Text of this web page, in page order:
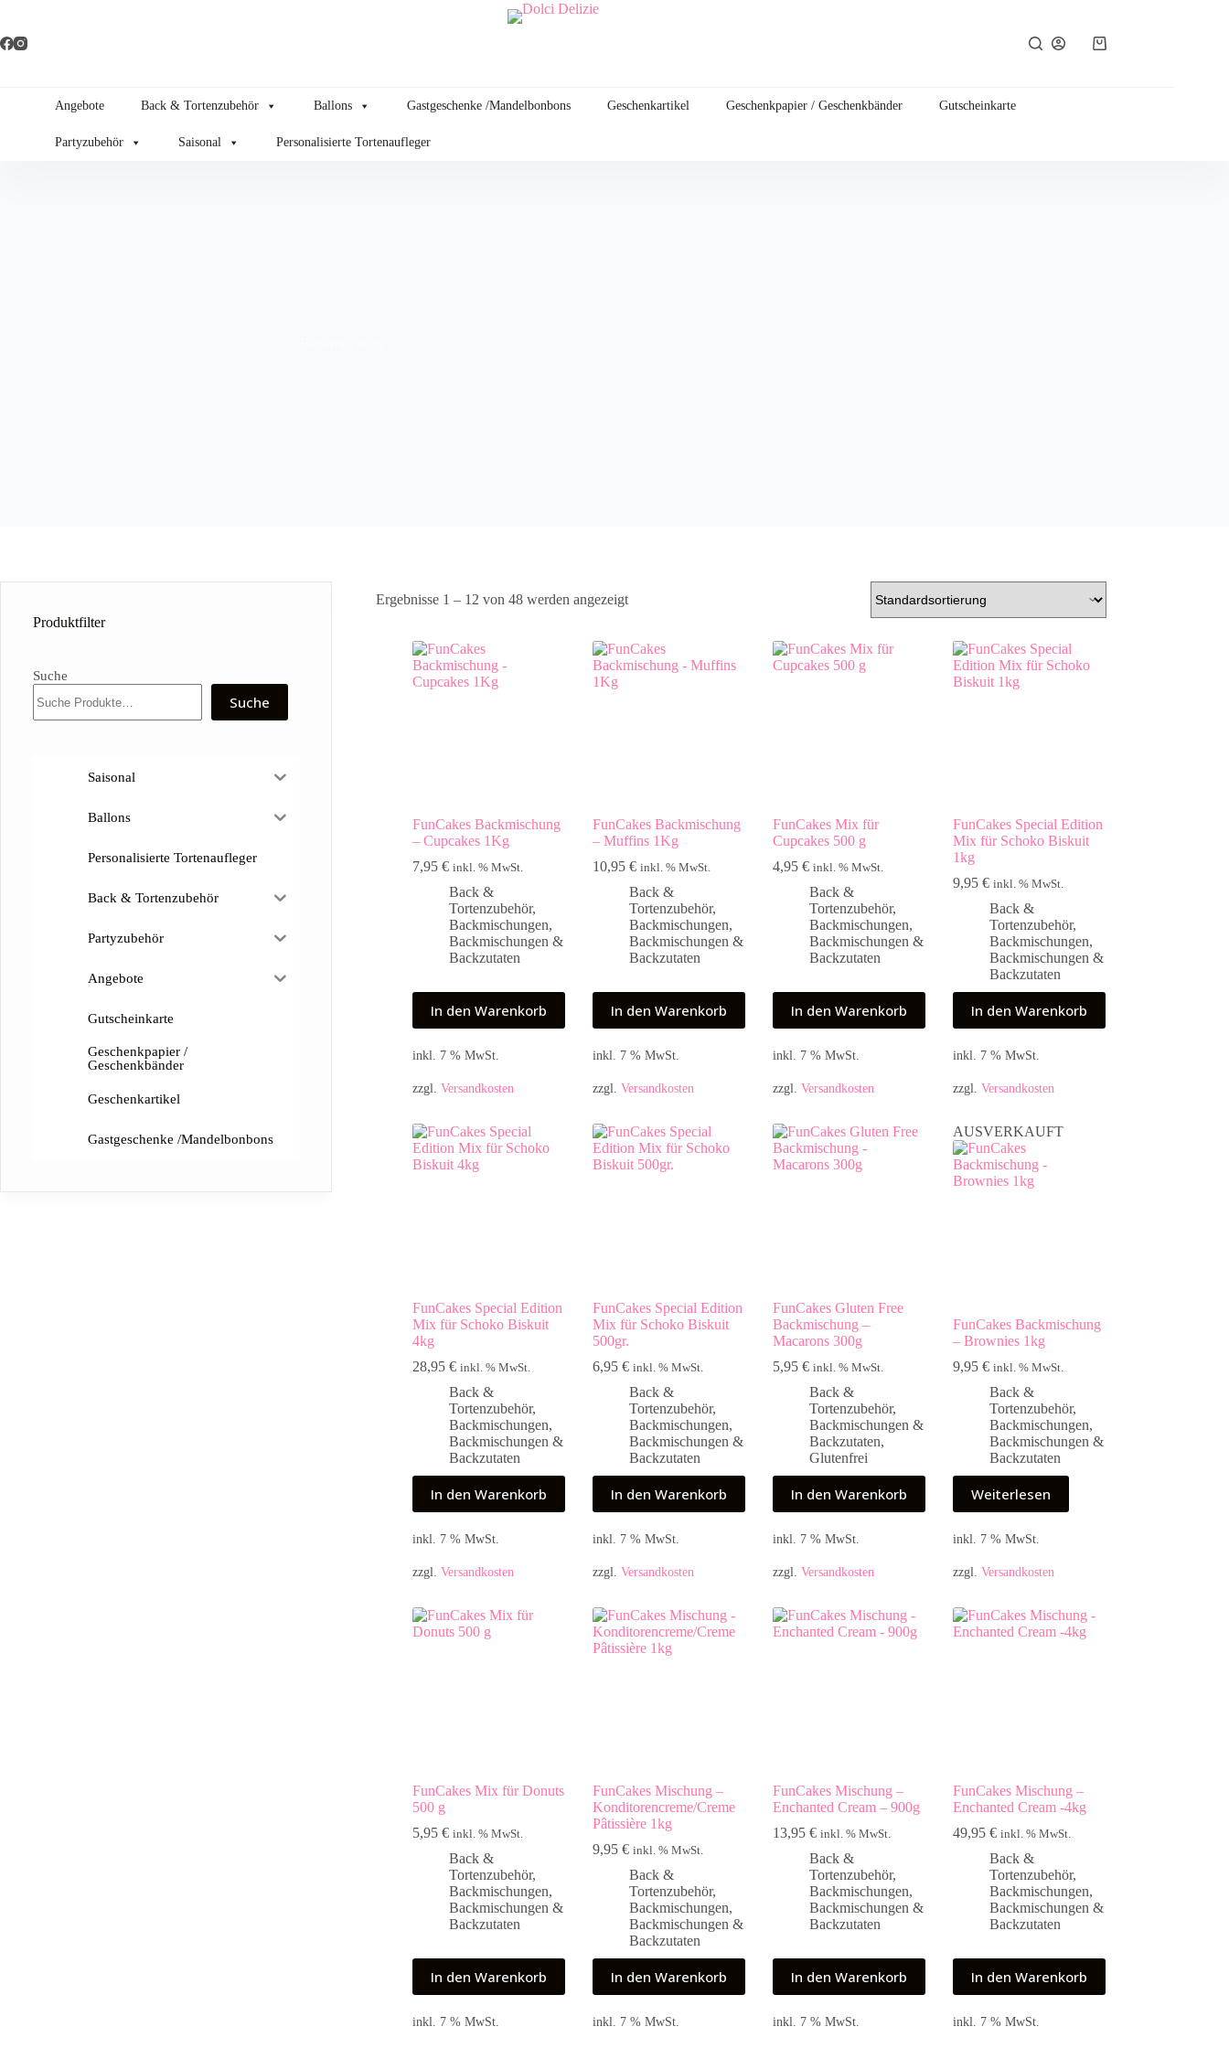
springen
Warenkorb
Angebote Back & Tortenzubehör Ballons Gastgeschenke /Mandelbonbons Geschenkartikel Geschenkpapier / Geschenkbänder Gutscheinkarte
Partyzubehör Saisonal Personalisierte Tortenaufleger
Ergebnisse 1 – 12 von 48 werden angezeigt
FunCakes Backmischung
– Cupcakes 1Kg
7,95€ inkl. % MwSt.
Back &
Tortenzubehör,
Backmischungen,
Backmischungen &
Backzutaten
In den Warenkorb
inkl. 7 % MwSt.
zzgl.Versandkosten
FunCakes Backmischung
– Muffins 1Kg
10,95€ inkl. % MwSt.
Back &
Tortenzubehör,
Backmischungen,
Backmischungen &
Backzutaten
In den Warenkorb
inkl. 7 % MwSt.
zzgl.Versandkosten
FunCakes Mix für
Cupcakes 500 g
4,95€ inkl. % MwSt.
Back &
Tortenzubehör,
Backmischungen,
Backmischungen &
Backzutaten
In den Warenkorb
inkl. 7 % MwSt.
zzgl.Versandkosten
FunCakes Special Edition
Mix für Schoko Biskuit
1kg
9,95€ inkl. % MwSt.
Back &
Tortenzubehör,
Backmischungen,
Backmischungen &
Backzutaten
In den Warenkorb
inkl. 7 % MwSt.
zzgl.Versandkosten
FunCakes Special Edition
Mix für Schoko Biskuit
4kg
28,95€ inkl. % MwSt.
Back &
Tortenzubehör,
Backmischungen,
Backmischungen &
Backzutaten
In den Warenkorb
inkl. 7 % MwSt.
zzgl.Versandkosten
FunCakes Special Edition
Mix für Schoko Biskuit
500gr.
6,95€ inkl. % MwSt.
Back &
Tortenzubehör,
Backmischungen,
Backmischungen &
Backzutaten
In den Warenkorb
inkl. 7 % MwSt.
zzgl.Versandkosten
FunCakes Gluten Free
Backmischung –
Macarons 300g
5,95€ inkl. % MwSt.
Back &
Tortenzubehör,
Backmischungen &
Backzutaten,
Glutenfrei
In den Warenkorb
inkl. 7 % MwSt.
zzgl.Versandkosten
AUSVERKAUFT
FunCakes Backmischung
– Brownies 1kg
9,95€ inkl. % MwSt.
Back &
Tortenzubehör,
Backmischungen,
Backmischungen &
Backzutaten
Weiterlesen
inkl. 7 % MwSt.
zzgl.Versandkosten
FunCakes Mix für Donuts
500 g
5,95€ inkl. % MwSt.
Back &
Tortenzubehör,
Backmischungen,
Backmischungen &
Backzutaten
In den Warenkorb
inkl. 7 % MwSt.
FunCakes Mischung –
Konditorencreme/Creme
Pâtissière 1kg
9,95€ inkl. % MwSt.
Back &
Tortenzubehör,
Backmischungen,
Backmischungen &
Backzutaten
In den Warenkorb
inkl. 7 % MwSt.
FunCakes Mischung –
Enchanted Cream – 900g
13,95€ inkl. % MwSt.
Back &
Tortenzubehör,
Backmischungen,
Backmischungen &
Backzutaten
In den Warenkorb
inkl. 7 % MwSt.
FunCakes Mischung –
Enchanted Cream -4kg
49,95€ inkl. % MwSt.
Back &
Tortenzubehör,
Backmischungen,
Backmischungen &
Backzutaten
In den Warenkorb
inkl. 7 % MwSt.
Produktfilter
Suche
Suche
Saisonal
Ballons
Personalisierte Tortenaufleger
Back & Tortenzubehör
Partyzubehör
Angebote
Gutscheinkarte
Geschenkpapier /
Geschenkbänder
Geschenkartikel
Gastgeschenke /Mandelbonbons